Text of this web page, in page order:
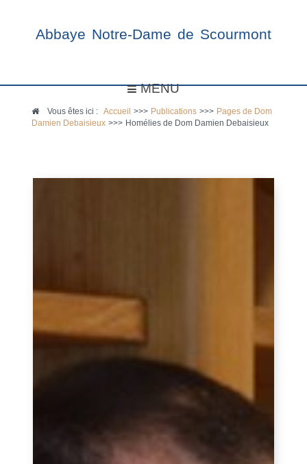
Abbaye Notre-Dame de Scourmont
MENU
Vous êtes ici :Accueil >>> Publications >>> Pages de Dom
Damien Debaisieux >>> Homélies de Dom Damien Debaisieux